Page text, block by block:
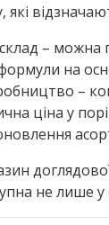
– можна
на
–
ціна у
не лише